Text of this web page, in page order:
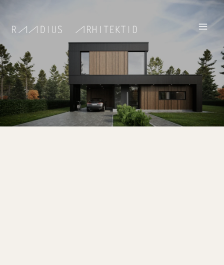
PARALEPA PRIVATE HOUSE
CATEGORY Interior architecture
Architecture
LOCATION Paralepa, Haapsalu